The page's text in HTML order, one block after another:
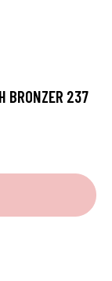
BRONZER 237